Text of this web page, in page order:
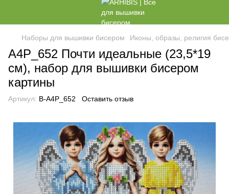
Наборы для вышивки бисером Иконы, образы, религия
А4Р_652 Почти идеальные (23,5*19
см), набор для вышивки бисером
картины
Артикул: В-А4Р_652 Оставить отзыв